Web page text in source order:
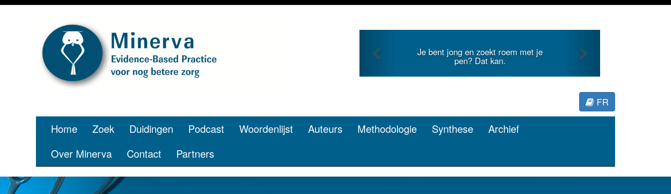
Je bent jong en zoekt roem met je
pen? Dat kan.
FR
Home Zoek Duidingen Podcast Woordenlijst Auteurs Methodologie Synthese
Archief
Over Minerva
Contact Partners